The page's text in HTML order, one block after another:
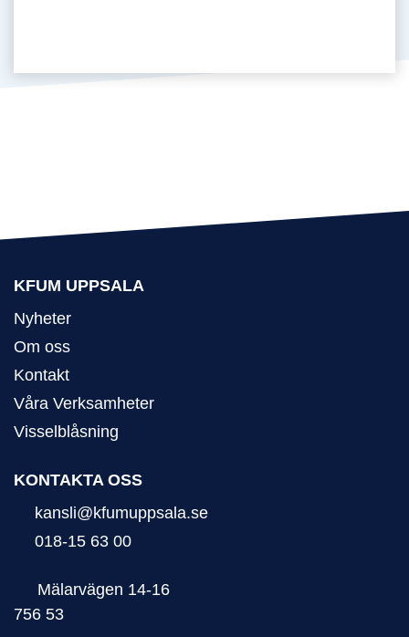
KFUM UPPSALA
Nyheter
Om oss
Kontakt
Våra Verksamheter
Visselblåsning
KONTAKTA OSS
kansli@kfumuppsala.se
018-15 63 00
Mälarvägen 14-16
756 53